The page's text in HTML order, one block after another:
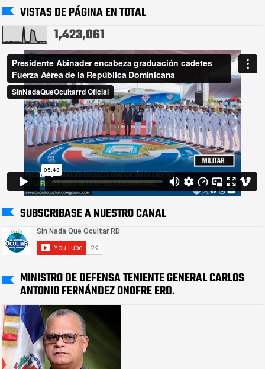
VISTAS DE PÁGINA EN TOTAL
1,423,061
SUBSCRIBASE A NUESTRO CANAL
MINISTRO DE DEFENSA TENIENTE GENERAL CARLOS
ANTONIO FERNÁNDEZ ONOFRE ERD.